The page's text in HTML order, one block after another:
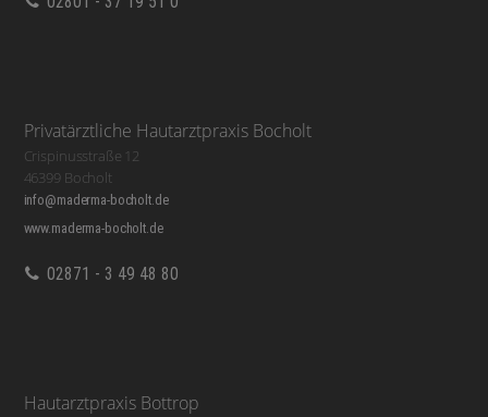
Privatärztliche Hautarztpraxis Bocholt
Crispinusstraße 12
46399 Bocholt
info@maderma-bocholt.de
www.maderma-bocholt.de
02871 - 3 49 48 80
Hautarztpraxis Bottrop